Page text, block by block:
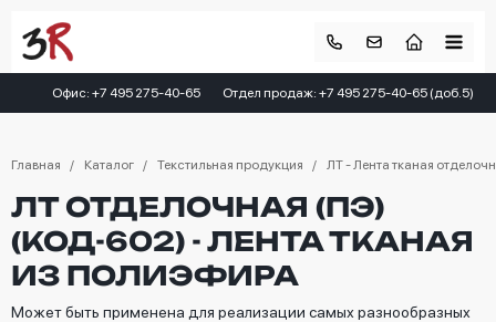
Офис: +7 495 275-40-65 Отдел продаж: +7 495 275-40-65 (доб.5)
Главная Каталог Текстильная продукция ЛТ - Лента тканая
ЛТ ОТДЕЛОЧНАЯ (ПЭ)
(КОД-602) - ЛЕНТА ТКАНАЯ
ИЗ ПОЛИЭФИРА
Может быть применена для реализации самых разнообразных